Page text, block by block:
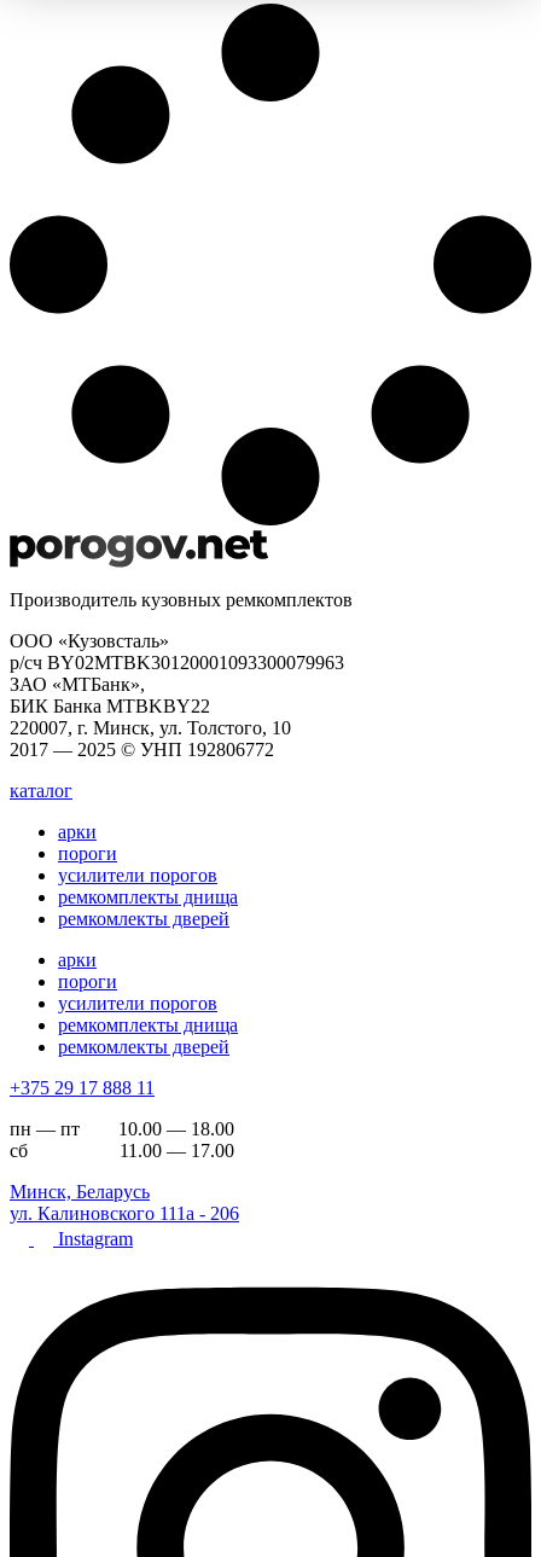
Производитель кузовных ремкомплектов
ООО «Кузовсталь»
р/сч BY02MTBK30120001093300079963
ЗАО «МТБанк»,
БИК Банка MTBKBY22
220007, г. Минск, ул. Толстого, 10
2017 — 2025 © УНП 192806772
каталог
арки
пороги
усилители порогов
ремкомплекты днища
ремкомлекты дверей
арки
пороги
усилители порогов
ремкомплекты днища
ремкомлекты дверей
+375 29 17 888 11
пн — пт 10.00 — 18.00
сб 11.00 — 17.00
Минск, Беларусь
ул. Калиновского 111а - 206
Instagram